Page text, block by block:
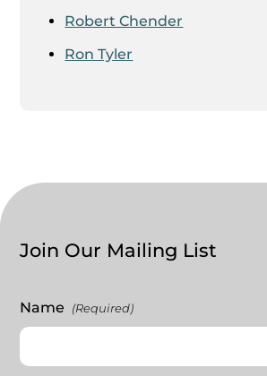
Robert Chender
Ron Tyler
Join Our Mailing List
Name (Required)